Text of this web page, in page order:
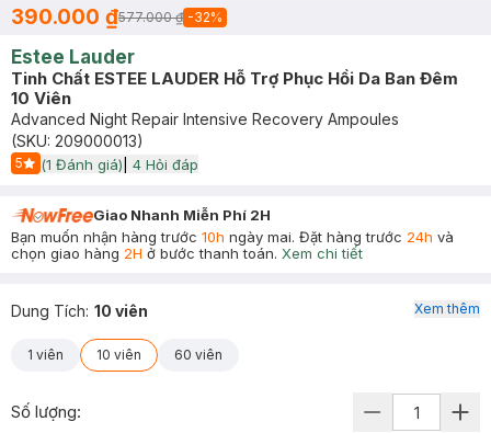
390.000 ₫577.000 ₫ -32%
Estee Lauder
Tinh Chất ESTEE LAUDER Hỗ Trợ Phục Hồi Da Ban Đêm
10 Viên
Advanced Night Repair Intensive Recovery Ampoules
(SKU: 209000013)
5
Start Icon
(1 Đánh giá) 4 Hỏi đáp
Giao Nhanh Miễn Phí 2H
Bạn muốn nhận hàng trước 10h ngày mai. Đặt hàng trước 24h và
chọn giao hàng 2H ở bước thanh toán. Xem chi tiết
Dung Tích: 10 viên
1 viên 10 viên 60 viên
Xem thêm
Số lượng: